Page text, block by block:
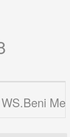
WS.Beni